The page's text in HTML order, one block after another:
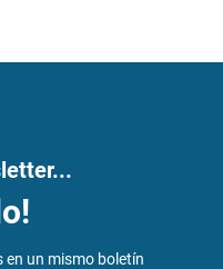
en un mismo boletín